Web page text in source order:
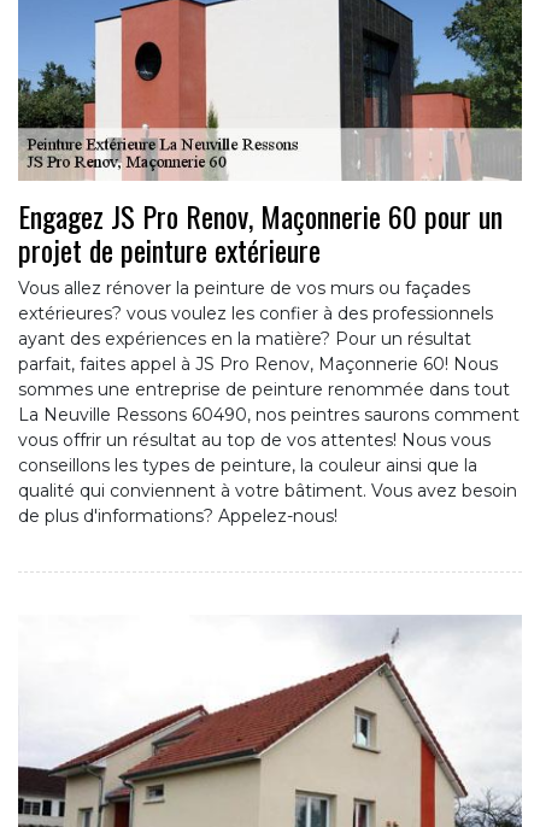
Engagez JS Pro Renov, Maçonnerie 60 pour un
projet de peinture extérieure
Vous allez rénover la peinture de vos murs ou façades
extérieures? vous voulez les confier à des professionnels
ayant des expériences en la matière? Pour un résultat
parfait, faites appel à JS Pro Renov, Maçonnerie 60! Nous
sommes une entreprise de peinture renommée dans tout
La Neuville Ressons 60490, nos peintres saurons comment
vous offrir un résultat au top de vos attentes! Nous vous
conseillons les types de peinture, la couleur ainsi que la
qualité qui conviennent à votre bâtiment. Vous avez besoin
de plus d'informations? Appelez-nous!